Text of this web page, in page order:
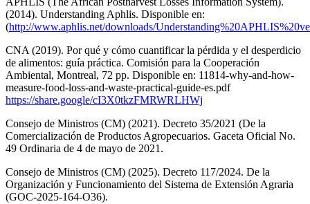
(2014). Understanding Aphlis. Disponible en:
(http://www.aphlis.net/downloads/
CNA (2019). Por qué y cómo cuantificar la pérdida y el desperdicio
de alimentos: guía práctica. Comisión para la Cooperación
Ambiental, Montreal, 72 pp. Disponible en: 11814-why-and-how-
measure-food-loss-and-waste-practical-guide-es.pdf
https://share.google/cI3X0tkzFMRWRLHWj
Consejo de Ministros (CM) (2021). Decreto 35/2021 (De la
Comercialización de Productos Agropecuarios. Gaceta Oficial No.
49 Ordinaria de 4 de mayo de 2021.
Consejo de Ministros (CM) (2025). Decreto 117/2024. De la
Organización y Funcionamiento del Sistema de Extensión Agraria
(GOC-2025-164-O36).